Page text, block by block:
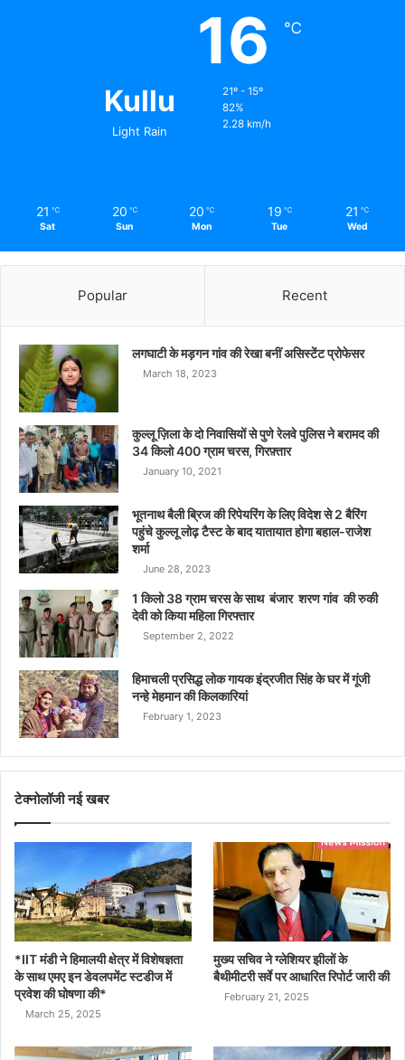
Kullu
Light Rain
16 ℃
21º - 15º
82%
2.28 km/h
21 ℃
Sat
20 ℃
Sun
20 ℃
Mon
19 ℃
Tue
21 ℃
Wed
Popular Recent
लगघाटी के मड़गन गांव की रेखा बनीं असिस्टेंट प्रोफेसर
March 18, 2023
कुल्लू ज़िला के दो निवासियों से पुणे रेलवे पुलिस ने बरामद की
34 किलो 400 ग्राम चरस, गिरफ़्तार
January 10, 2021
भूतनाथ बैली ब्रिज की रिपेयरिंग के लिए विदेश से 2 बैरिंग
पहुंचे कुल्लू लोढ़ टैस्ट के बाद यातायात होगा बहाल-राजेश
शर्मा
June 28, 2023
1 किलो 38 ग्राम चरस के साथ बंजार शरण गांव की रुकी
देवी को किया महिला गिरफ्तार
September 2, 2022
हिमाचली प्रसिद्ध लोक गायक इंद्रजीत सिंह के घर में गूंजी
नन्हे मेहमान की किलकारियां
February 1, 2023
टेक्नोलॉजी नई खबर
*IIT मंडी ने हिमालयी क्षेत्र में विशेषज्ञता
के साथ एमए इन डेवलपमेंट स्टडीज में
प्रवेश की घोषणा की*
March 25, 2025
मुख्य सचिव ने ग्लेशियर झीलों के
बैथीमीटरी सर्वे पर आधारित रिपोर्ट जारी की
February 21, 2025